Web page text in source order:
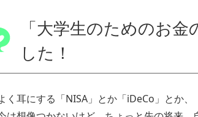
「大学生のためのお
した！
く耳にする「NISA」とか「iDeCo」とか、